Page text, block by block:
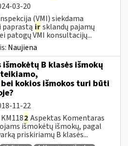
03-20
(VMI) siekdama
irsklandų pajamų
patogų VMI konsultacijų...
Naujiena
B klasės išmokų
bei kokios išmokos turi būti
11-22
2 Aspektas Komentaras
išmokėtų išmokų, pagal
priskiriamų B klasės...